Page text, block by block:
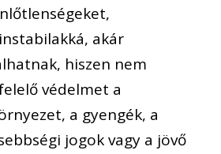
akár
hiszen nem
védelmet a
a gyengék, a
jogok vagy a jövő